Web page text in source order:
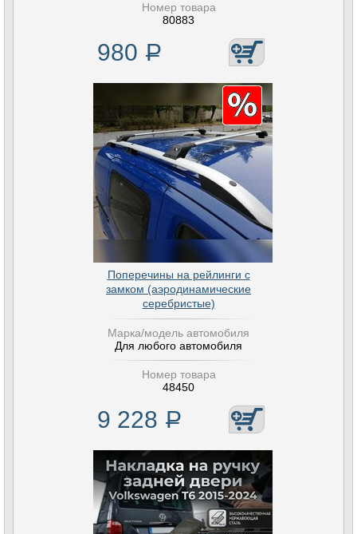
Номер товара
80883
980 Р
Поперечины на рейлинги с
замком (аэродинамические
серебристые)
Марка/модель автомобиля
Для любого автомобиля
Номер товара
48450
9 228 Р